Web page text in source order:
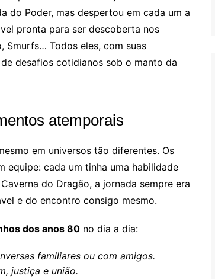
do Poder, mas despertou em cada um a
pronta para ser descoberta nos
Smurfs… Todos eles, com suas
desafios cotidianos sob o manto da
atemporais
em universos tão diferentes. Os
equipe: cada um tinha uma habilidade
do Dragão, a jornada sempre era
e do encontro consigo mesmo.
dos anos 80 no dia a dia:
familiares ou com amigos.
justiça e união.